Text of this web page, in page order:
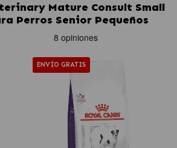
Mature Consult Small
Perros Senior Pequeños
ENVÍO GRATIS